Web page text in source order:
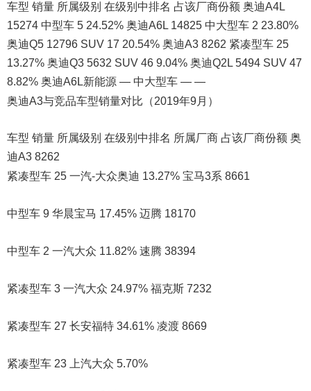
车型 销量 所属级别 在级别中排名 占该厂商份额 奥迪A4L
15274 中型车 5 24.52% 奥迪A6L 14825 中大型车 2 23.80%
奥迪Q5 12796 SUV 17 20.54% 奥迪A3 8262 紧凑型车 25
13.27% 奥迪Q3 5632 SUV 46 9.04% 奥迪Q2L 5494 SUV 47
8.82% 奥迪A6L新能源 — 中大型车 — —
奥迪A3与竞品车型销量对比（2019年9月）
车型 销量 所属级别 在级别中排名 所属厂商 占该厂商份额 奥
迪A3 8262
紧凑型车 25 一汽-大众奥迪 13.27% 宝马3系 8661
中型车 9 华晨宝马 17.45% 迈腾 18170
中型车 2 一汽大众 11.82% 速腾 38394
紧凑型车 3 一汽大众 24.97% 福克斯 7232
紧凑型车 27 长安福特 34.61% 凌渡 8669
紧凑型车 23 上汽大众 5.70%